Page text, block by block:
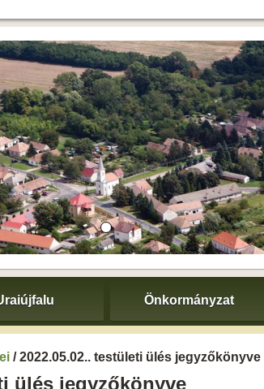
Önkormányzat
/ 2022.05.02.. testületi ülés jegyzőkönyve
ülés jegyzőkönyve